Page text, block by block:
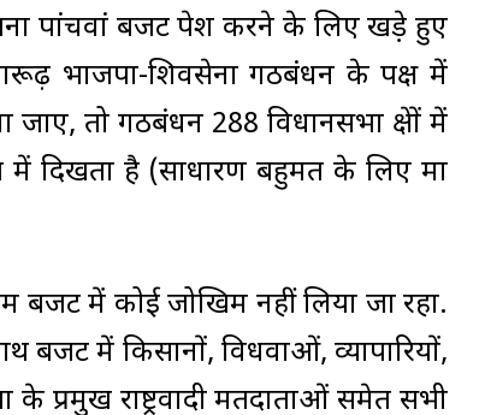
अपना पांचवां बजट पेश करने के लिए खड़े हुए
भाजपा-शिवसेना गठबंधन के पक्ष में
तो गठबंधन 288 विधानसभा क्षेत्रों में
दिखता है (साधारण बहुमत के लिए मात्र
में कोई जोखिम नहीं लिया जा रहा.
बजट में किसानों, विधवाओं, व्यापारियों,
प्रमुख राष्ट्रवादी मतदाताओं समेत सभी